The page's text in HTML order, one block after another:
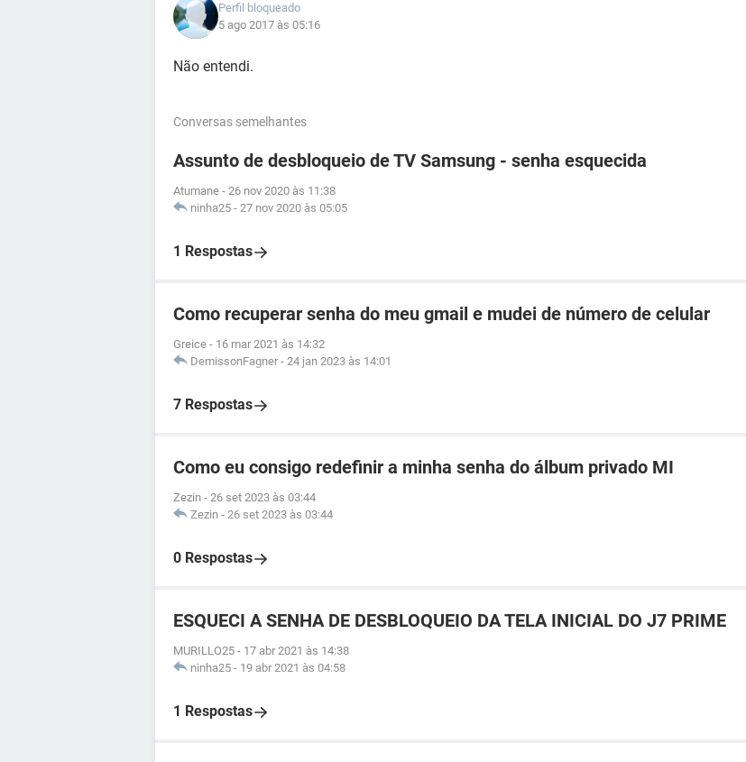
Perfil bloqueado
5 ago 2017 às 05:16
Não entendi.
Conversas semelhantes
Assunto de desbloqueio de TV Samsung - senha esquecida
Atumane - 26 nov 2020 às 11:38
ninha25 - 27 nov 2020 às 05:05
1 Respostas
Como recuperar senha do meu gmail e mudei de número de celular
Greice - 16 mar 2021 às 14:32
DemissonFagner - 24 jan 2023 às 14:01
7 Respostas
Como eu consigo redefinir a minha senha do álbum privado MI
Zezin - 26 set 2023 às 03:44
Zezin - 26 set 2023 às 03:44
0 Respostas
ESQUECI A SENHA DE DESBLOQUEIO DA TELA INICIAL DO J7 PRIME
MURILLO25 - 17 abr 2021 às 14:38
ninha25 - 19 abr 2021 às 04:58
1 Respostas